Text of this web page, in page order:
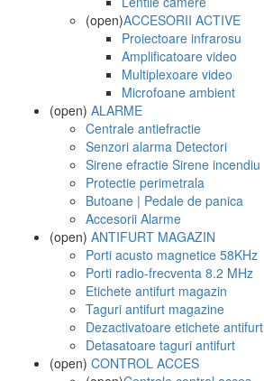
(open)ACCESORII ACTIVE
Proiectoare infrarosu
Amplificatoare video
Multiplexoare video
Microfoane ambient
(open) ALARME
Centrale antiefractie
Senzori alarma Detectori
Sirene efractie Sirene incendiu
Protectie perimetrala
Butoane | Pedale de panica
Accesorii Alarme
(open) ANTIFURT MAGAZIN
Porti acusto magnetice 58KHz
Porti radio-frecventa 8.2 MHz
Etichete antifurt magazin
Taguri antifurt magazine
Dezactivatoare etichete antifurt
Detasatoare taguri antifurt
(open) CONTROL ACCES